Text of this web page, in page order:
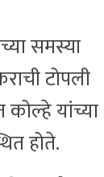
समस्या
टोपली
यांच्या
होते.